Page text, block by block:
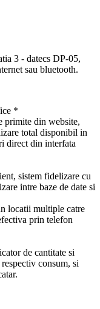
3 - datecs DP-05,
sau bluetooth.
*
primite din website,
total disponibil in
direct din interfata
sistem fidelizare cu
intre baze de date si
locatii multiple catre
prin telefon
de cantitate si
consum, si